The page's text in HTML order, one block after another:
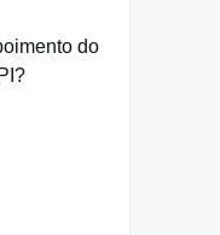
do